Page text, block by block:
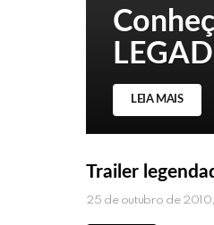
LEIA MAIS
Trailer
25 de outubro de